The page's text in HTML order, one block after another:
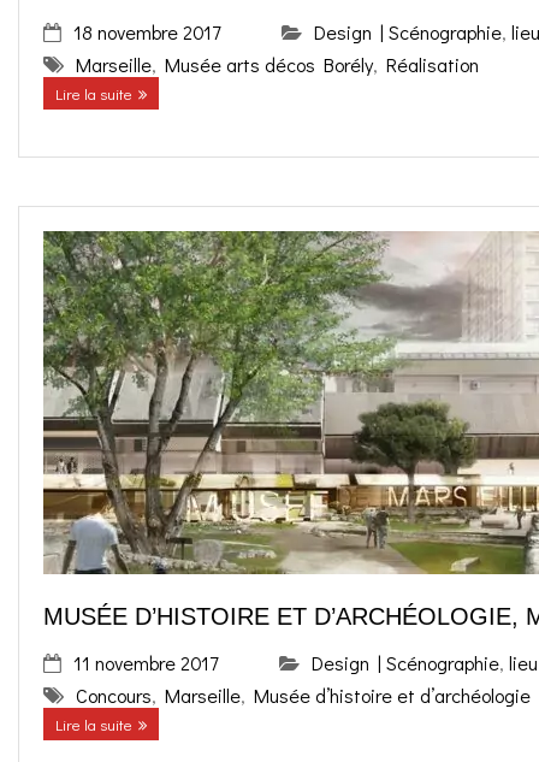
18 novembre 2017 Design | Scénographie,
Marseille, Musée arts décos Borély, Réalisation
Lire la suite
MUSÉE D’HISTOIRE ET D’ARCHÉOLOGIE,
11 novembre 2017 Design | Scénographie,
Concours, Marseille, Musée d’histoire et d’archéologie
Lire la suite